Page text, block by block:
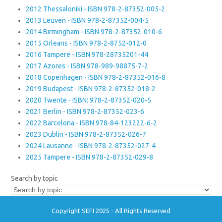
2012 Thessaloniki - ISBN 978-2-87352-005-2
2013 Leuven - ISBN 978-2-87352-004-5
2014 Birmingham - ISBN 978-2-87352-010-6
2015 Orleans - ISBN 978-2-8752-012-0
2016 Tampere - ISBN 978-28735201-44
2017 Azores - ISBN 978-989-98875-7-2
2018 Copenhagen - ISBN 978-2-87352-016-8
2019 Budapest - ISBN 978-2-87352-018-2
2020 Twente - ISBN: 978-2-87352-020-5
2021 Berlin - ISBN 978-2-87352-023-6
2022 Barcelona - ISBN 978-84-123222-6-2
2023 Dublin - ISBN 978-2-87352-026-7
2024 Lausanne - ISBN 978-2-87352-027-4
2025 Tampere - ISBN 978-2-87352-029-8
Search by topic
Copyright SEFI 2025 - All Rights Reserved